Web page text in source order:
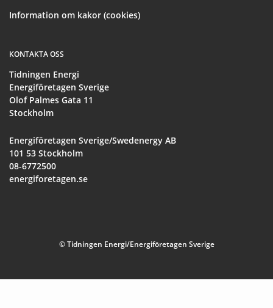
Information om kakor (cookies)
KONTAKTA OSS
Tidningen Energi
Energiföretagen Sverige
Olof Palmes Gata 11
Stockholm
Energiföretagen Sverige/Swedenergy AB
101 53 Stockholm
08-6772500
energiforetagen.se
© Tidningen Energi/Energiföretagen Sverige